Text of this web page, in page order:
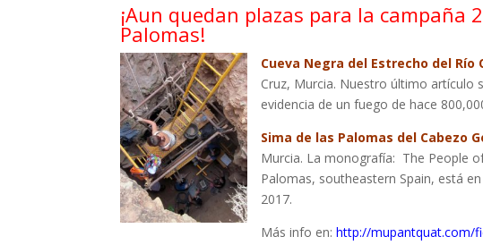
¡Aun quedan plazas para la campaña
Palomas!
Cueva Negra del Estrecho del Río
Cruz, Murcia. Nuestro último artículo
evidencia de un fuego de hace
Sima de las Palomas del Cabezo
Murcia. La monografía: The People
Palomas, southeastern Spain, está
2017.
Más info en: http://mupantquat.com/